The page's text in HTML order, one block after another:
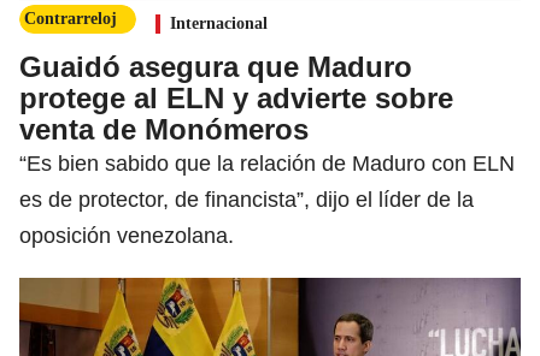
Contrarreloj Internacional
Guaidó asegura que Maduro
protege al ELN y advierte sobre
venta de Monómeros
“Es bien sabido que la relación de Maduro con ELN
es de protector, de financista”, dijo el líder de la
oposición venezolana.